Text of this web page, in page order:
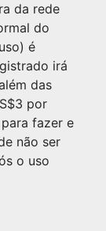
da rede
do
é
irá
das
por
fazer e
não ser
o uso